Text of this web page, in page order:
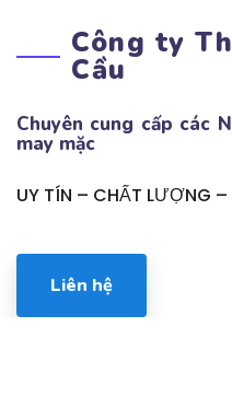
Công ty
Cầu
Chuyên cung cấp các
may mặc
UY TÍN – CHẤT LƯỢNG –
Liên hệ